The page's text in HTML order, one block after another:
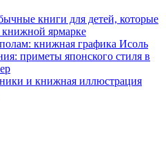
книги для детей, которые
книжной ярмарке
книжная графика Исоль
приметы японского стиля в
и книжная иллюстрация